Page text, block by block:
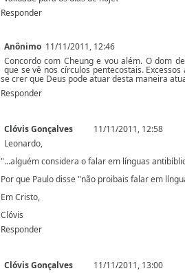
Responder
Anônimo 11/11/2011, 12:46
Concordo com Cheung e vou além. O dom
que se vê nos círculos pentecostais.
se crer que Deus pode atuar desta maneira
Responder
Clóvis Gonçalves
11/11/2011, 12:58
Leonardo,
"...alguém considera o falar em línguas
Por que Paulo disse "não proibais falar em
Em Cristo,
Clóvis
Responder
Clóvis Gonçalves
11/11/2011, 13:00